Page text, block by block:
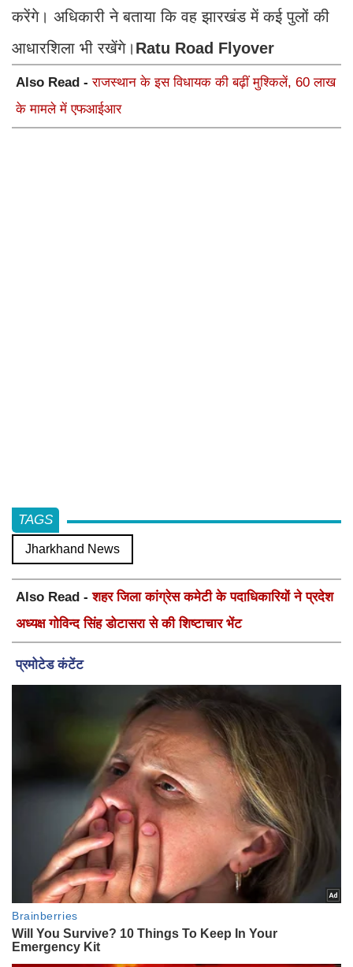
करेंगे। अधिकारी ने बताया कि वह झारखंड में कई पुलों की
आधारशिला भी रखेंगे। Ratu Road Flyover
Also Read -राजस्थान के इस विधायक की बढ़ीं मुश्किलें, 60 लाख
के मामले में एफआईआर
TAGS
Jharkhand News
Also Read -शहर जिला कांग्रेस कमेटी के पदाधिकारियों ने प्रदेश
अध्यक्ष गोविन्द सिंह डोटासरा से की शिष्टाचार भेंट